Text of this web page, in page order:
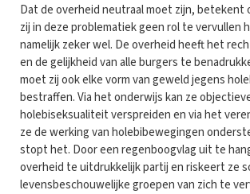
Dat de overheid neutraal moet zijn, betekent
zij in deze problematiek geen rol te vervullen
namelijk zeker wel. De overheid heeft het
en de gelijkheid van alle burgers te
moet zij ook elke vorm van geweld jegens
bestraffen. Via het onderwijs kan ze
holebiseksualiteit verspreiden en via het
ze de werking van holebibewegingen
stopt het. Door een regenboogvlag uit te
overheid te uitdrukkelijk partij en riskeert ze
levensbeschouwelijke groepen van zich te